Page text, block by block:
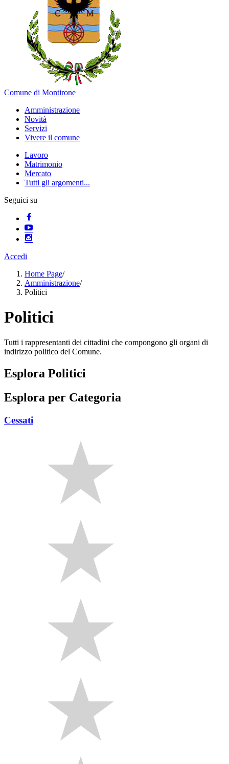
Comune di Montirone
Amministrazione
Novità
Servizi
Vivere il comune
Lavoro
Matrimonio
Mercato
Tutti gli argomenti...
Seguici su
Accedi
Home Page/
Amministrazione/
Politici
Politici
Tutti i rappresentanti dei cittadini che compongono gli organi di
indirizzo politico del Comune.
Esplora Politici
Esplora per Categoria
Cessati